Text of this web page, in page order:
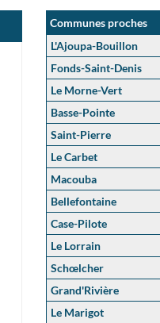
Communes proches
L'Ajoupa-Bouillon
Fonds-Saint-Denis
Le Morne-Vert
Basse-Pointe
Saint-Pierre
Le Carbet
Macouba
Bellefontaine
Case-Pilote
Le Lorrain
Schœlcher
Grand'Rivière
Le Marigot